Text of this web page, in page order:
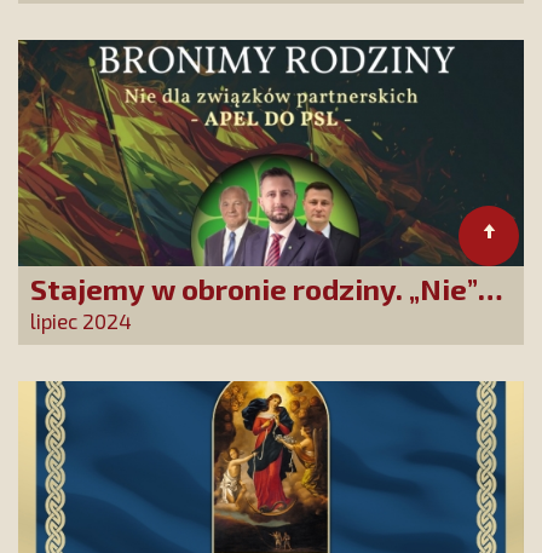
Stajemy w obronie rodziny. „Nie”
dla zrównania związków
partnerskich z rodzinami
lipiec 2024